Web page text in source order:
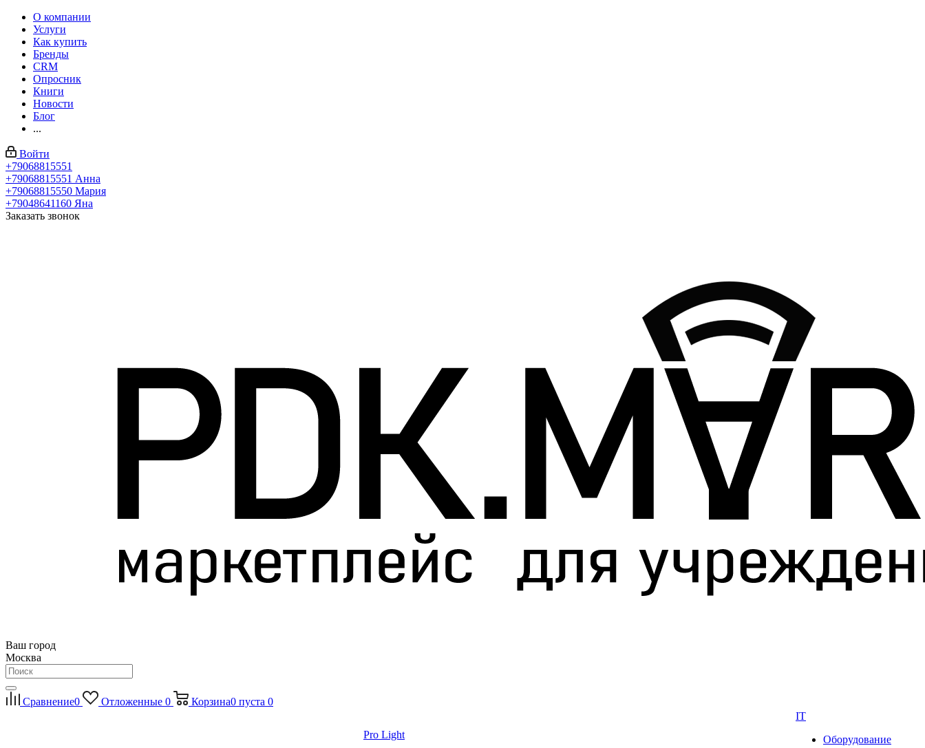
О компании
Услуги
Как купить
Бренды
CRM
Опросник
Книги
Новости
Блог
...
Войти
+79068815551
+79068815551 Анна
+79068815550 Мария
+79048641160 Яна
Заказать звонок
Ваш город
Москва
Сравнение0 Отложенные 0 Корзина0 пуста 0
Pro Light
IT
Оборудование